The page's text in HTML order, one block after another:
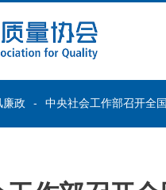
廉政 中央社会工作部召开全